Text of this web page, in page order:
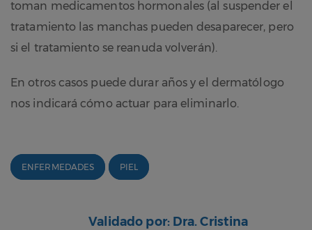
toman medicamentos hormonales (al suspender el
tratamiento las manchas pueden desaparecer, pero
si el tratamiento se reanuda volverán).
En otros casos puede durar años y el dermatólogo
nos indicará cómo actuar para eliminarlo.
ENFERMEDADES PIEL
Validado por: Dra. Cristina